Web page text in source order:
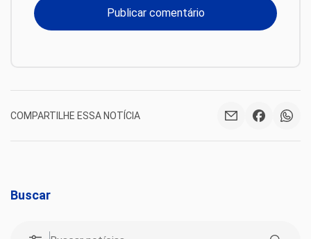
COMPARTILHE ESSA NOTÍCIA
Buscar